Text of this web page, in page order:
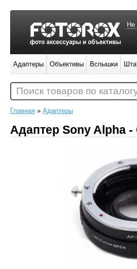
Главная » Адаптеры
Адаптер Sony Alpha
Не
Адаптеры Объективы Вспышки
Поиск товаров по